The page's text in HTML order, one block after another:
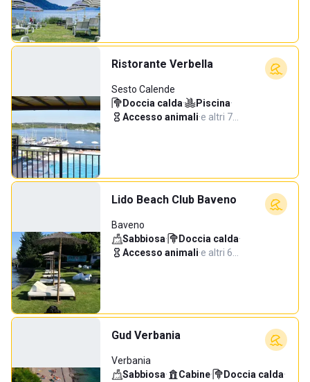
Ristorante Verbella
Sesto Calende
Doccia calda· Piscina·
Accesso animali·e altri 7…
Lido Beach Club Baveno
Baveno
Sabbiosa· Doccia calda·
Accesso animali·e altri 6…
Gud Verbania
Verbania
Sabbiosa· Cabine· Doccia calda·